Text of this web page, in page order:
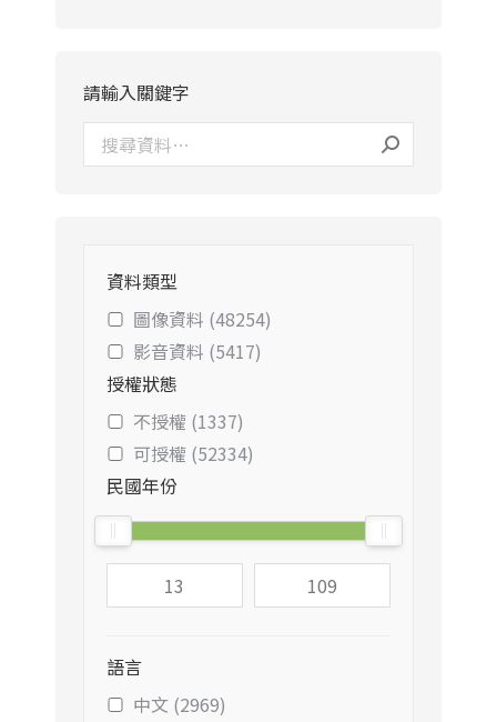
請輸入關鍵字
資料類型
圖像資料 (48254)
影音資料 (5417)
授權狀態
不授權 (1337)
可授權 (52334)
民國年份
語言
中文 (2969)